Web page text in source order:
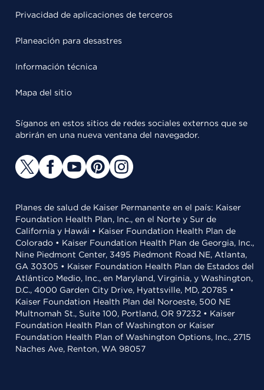
Privacidad de aplicaciones de terceros
Planeación para desastres
Información técnica
Mapa del sitio
Síganos en estos sitios de redes sociales externos que se
abrirán en una nueva ventana del navegador.
Planes de salud de Kaiser Permanente en el país: Kaiser
Foundation Health Plan, Inc., en el Norte y Sur de
California y Hawái • Kaiser Foundation Health Plan de
Colorado • Kaiser Foundation Health Plan de Georgia, Inc.,
Nine Piedmont Center, 3495 Piedmont Road NE, Atlanta,
GA 30305 • Kaiser Foundation Health Plan de Estados del
Atlántico Medio, Inc., en Maryland, Virginia, y Washington,
D.C., 4000 Garden City Drive, Hyattsville, MD, 20785 •
Kaiser Foundation Health Plan del Noroeste, 500 NE
Multnomah St., Suite 100, Portland, OR 97232 • Kaiser
Foundation Health Plan of Washington or Kaiser
Foundation Health Plan of Washington Options, Inc., 2715
Naches Ave, Renton, WA 98057